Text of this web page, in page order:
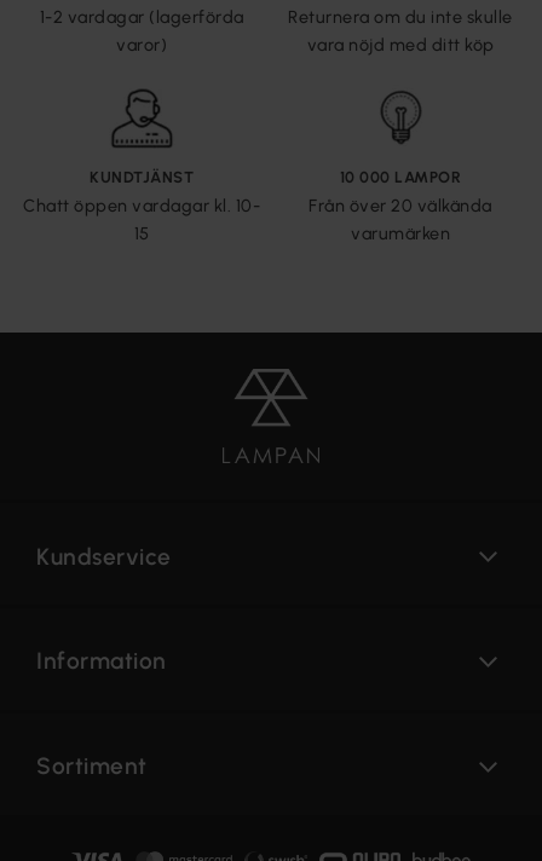
1-2 vardagar (lagerförda
varor)
Returnera om du inte skulle
vara nöjd med ditt köp
KUNDTJÄNST
Chatt öppen vardagar kl. 10-
15
10 000 LAMPOR
Från över 20 välkända
varumärken
Kundservice
Information
Sortiment